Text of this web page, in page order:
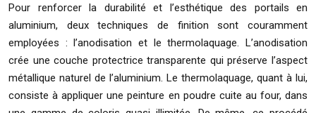
Pour renforcer la durabilité et l’esthétique des portails en
aluminium, deux techniques de finition sont couramment
employées : l’anodisation et le thermolaquage. L’anodisation
crée une couche protectrice transparente qui préserve l’aspect
métallique naturel de l’aluminium. Le thermolaquage, quant à lui,
consiste à appliquer une peinture en poudre cuite au four, dans